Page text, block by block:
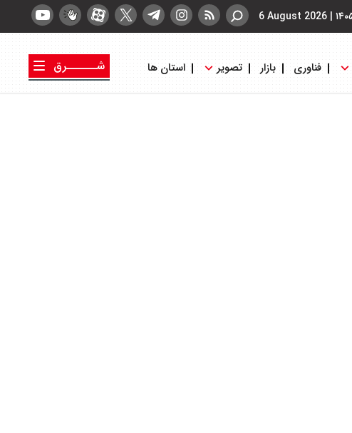
|
6 August 2026
فناوری بازار تصویر استان ها
شــــــرق